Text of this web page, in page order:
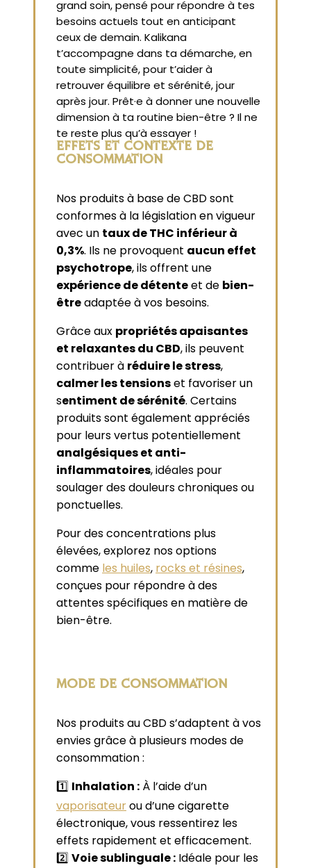
grand soin, pensé pour répondre à tes
besoins actuels tout en anticipant
ceux de demain. Kalikana
t’accompagne dans ta démarche, en
toute simplicité, pour t’aider à
retrouver équilibre et sérénité, jour
après jour. Prêt·e à donner une nouvelle
dimension à ta routine bien-être ? Il ne
te reste plus qu’à essayer !
EFFETS ET CONTEXTE DE
CONSOMMATION
Nos produits à base de CBD sont
conformes à la législation en vigueur
avec un taux de THC inférieur à
0,3%. Ils ne provoquent aucun effet
psychotrope, ils offrent une
expérience de détenteet de bien-
êtreadaptée à vos besoins.
Grâce aux propriétés apaisantes
et relaxantes du CBD, ils peuvent
contribuer à réduire le stress,
calmer les tensionset favoriser un
sentiment de sérénité. Certains
produits sont également appréciés
pour leurs vertus potentiellement
analgésiques et anti-
inflammatoires, idéales pour
soulager des douleurs chroniques ou
ponctuelles.
Pour des concentrations plus
élevées, explorez nos options
comme les huiles, rocks et résines,
conçues pour répondre à des
attentes spécifiques en matière de
bien-être.
MODE DE CONSOMMATION
Nos produits au CBD s’adaptent à vos
envies grâce à plusieurs modes de
consommation :
1️⃣ Inhalation : À l’aide d’un
vaporisateurou d’une cigarette
électronique, vous ressentirez les
effets rapidement et efficacement.
2️⃣ Voie sublinguale : Idéale pour les